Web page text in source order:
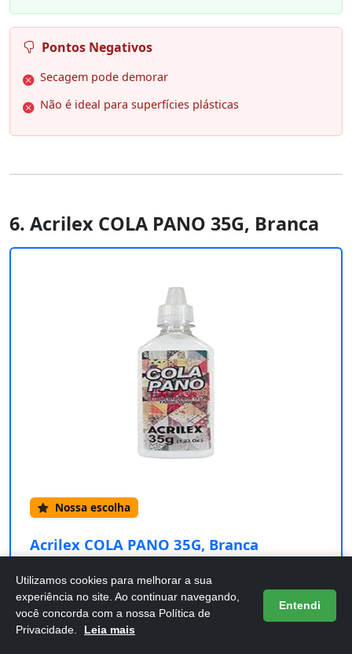
Pontos Negativos
Secagem pode demorar
Não é ideal para superfícies plásticas
6. Acrilex COLA PANO 35G, Branca
Nossa escolha
Acrilex COLA PANO 35G, Branca
Confira os detalhes completos e o preço atual
diretamente na Amazon.
Comprar na Amazon
Utilizamos cookies para melhorar a sua
experiência no site. Ao continuar navegando,
você concorda com a nossa Política de
Privacidade.
Leia mais
Entendi